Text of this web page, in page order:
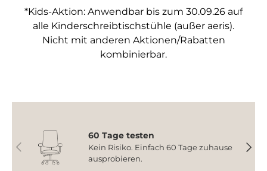
*Kids-Aktion: Anwendbar bis zum 30.09.26 auf
alle Kinderschreibtischstühle (außer aeris).
Nicht mit anderen Aktionen/Rabatten
kombinierbar.
Vorherige
60 Tage testen
Kein Risiko. Einfach 60 Tage zuhause
ausprobieren.